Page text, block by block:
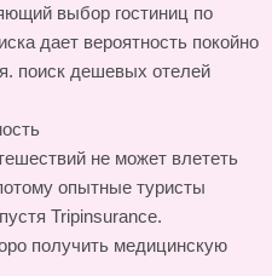
выбор гостиниц по
дает вероятность покойно
поиск дешевых отелей
не может влететь
опытные туристы
Tripinsurance.
получить медицинскую